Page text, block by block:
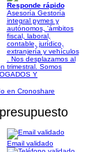
Responde rápido
Asesoría Gestoría
integral pymes y
autónomos, 'ámbitos
fiscal, laboral,
contable, jurídico,
extranjería y vehículos
. Nos desplazamos al
trimestral. Somos
Y
en Cronoshare
Email validado